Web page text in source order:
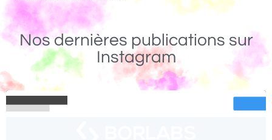
Nos dernières publications sur
Instagram